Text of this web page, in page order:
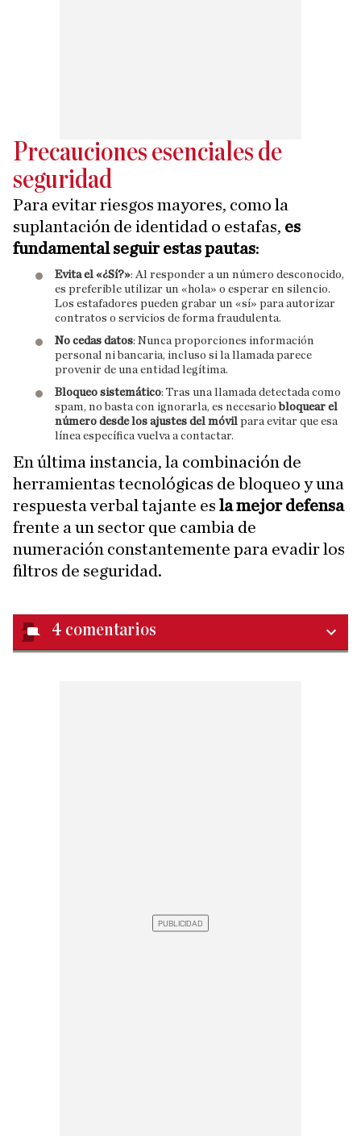
Precauciones esenciales de
seguridad
Para evitar riesgos mayores, como la
suplantación de identidad o estafas, es
fundamental seguir estas pautas:
Evita el «¿Sí?»: Al responder a un número desconocido,
es preferible utilizar un «hola» o esperar en silencio.
Los estafadores pueden grabar un «sí» para autorizar
contratos o servicios de forma fraudulenta.
No cedas datos: Nunca proporciones información
personal ni bancaria, incluso si la llamada parece
provenir de una entidad legítima.
Bloqueo sistemático: Tras una llamada detectada como
spam, no basta con ignorarla, es necesario bloquear el
número desde los ajustes del móvil para evitar que esa
línea específica vuelva a contactar.
En última instancia, la combinación de
herramientas tecnológicas de bloqueo y una
respuesta verbal tajante es la mejor defensa
frente a un sector que cambia de
numeración constantemente para evadir los
filtros de seguridad.
4 comentarios